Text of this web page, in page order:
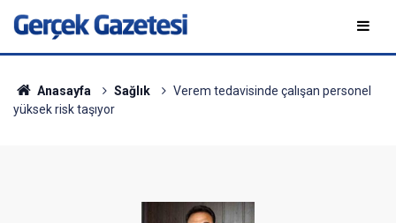
Anasayfa Sağlık
Verem tedavisinde çalışan personel
yüksek risk taşıyor